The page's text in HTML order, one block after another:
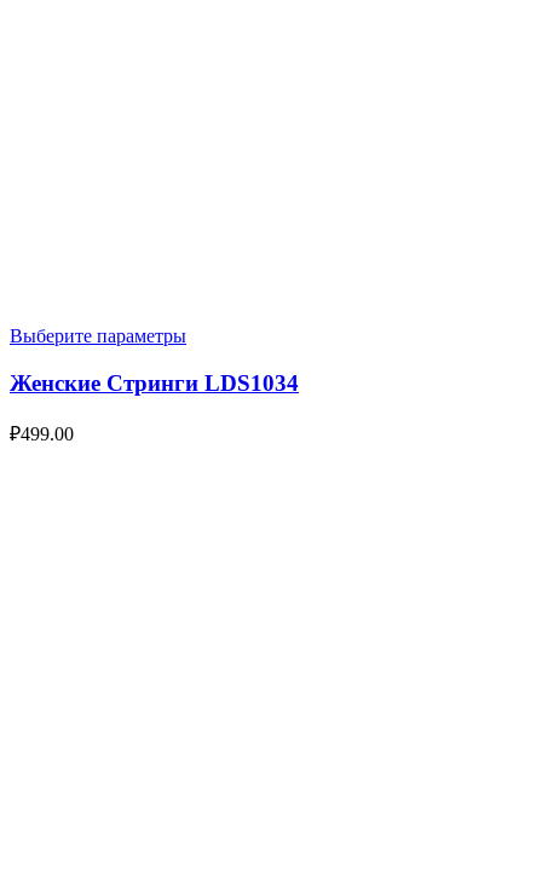
Выберите параметры
Женские Стринги LDS1034
₽499.00